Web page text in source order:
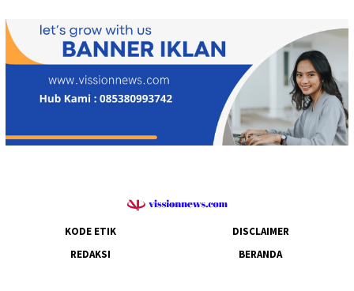
KODE ETIK
DISCLAIMER
REDAKSI
BERANDA